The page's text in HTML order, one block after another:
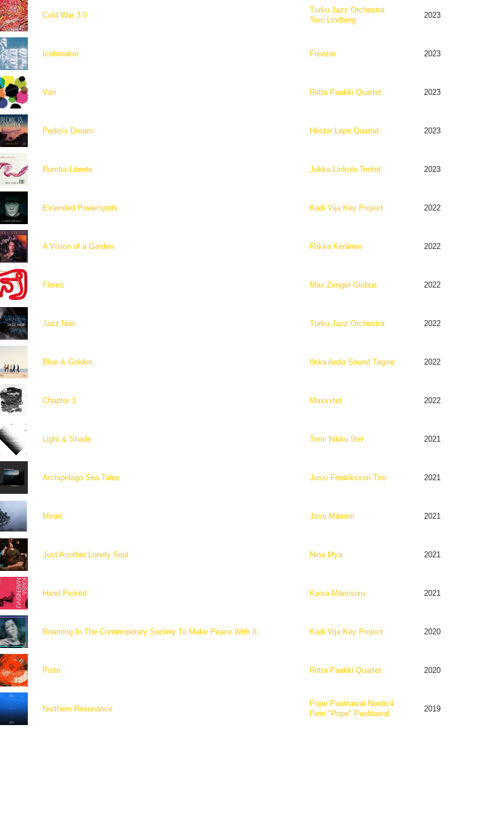
Cold War 3.0
Turku Jazz Orchestra
Tero Lindberg
2023
Icebreaker Freezer 2023
Väri Riitta Paakki Quartet 2023
Pedro's Dream Héctor Lepe Quartet 2023
Rumba Liberte Jukka Linkola Tentet 2023
Extended Powerspots Kadi Vija Key Project 2022
A Vision of a Garden Riikka Keränen 2022
Flores Max Zenger Globus 2022
Jazz Noir Turku Jazz Orchestra 2022
Blue & Golden Ilkka Arola Sound Tagine 2022
Chapter 3 Maxxxtet 2022
Light & Shade Tomi Nikku 5tet 2021
Archipelago Sea Tales Jussi Fredriksson Trio 2021
Mirari Josu Mämmi 2021
Just Another Lonely Soul Nina Mya 2021
Hand Picked Kaisa Mäensivu 2021
Roaming In The Contemporary Society To Make Peace With It Kadi Vija Key Project 2020
Piste Riitta Paakki Quartet 2020
Northern Resonance
Pope Puolitaival Nordic4
Petri "Pope" Puolitaival
2019